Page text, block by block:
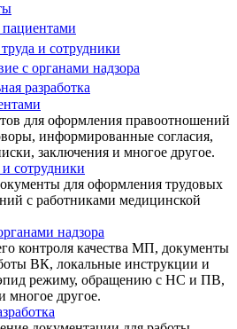
и сотрудники
с органами надзора
разработка
для оформления правоотношений
информированные согласия,
заключения и многое другое.
сотрудники
для оформления трудовых
с работниками медицинской
надзора
контроля качества МП, документы
ВК, локальные инструкции и
режиму, обращению с НС и ПВ,
многое другое.